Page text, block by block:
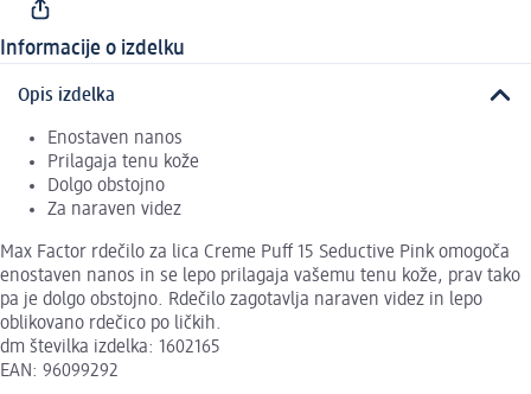
Informacije o izdelku
Opis izdelka
Enostaven nanos
Prilagaja tenu kože
Dolgo obstojno
Za naraven videz
Max Factor rdečilo za lica Creme Puff 15 Seductive Pink omogoča
enostaven nanos in se lepo prilagaja vašemu tenu kože, prav tako
pa je dolgo obstojno. Rdečilo zagotavlja naraven videz in lepo
oblikovano rdečico po ličkih.
dm številka izdelka: 1602165
EAN: 96099292